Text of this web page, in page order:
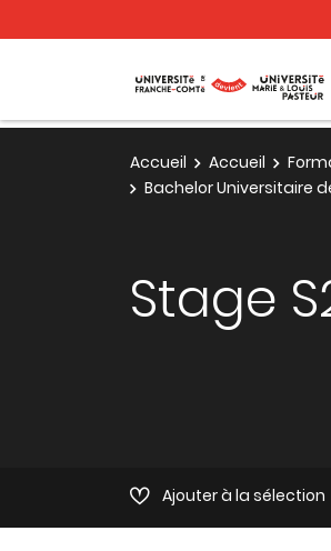
Accueil Accueil
Bachelor Universitaire
Stage
Ajouter à la sélection